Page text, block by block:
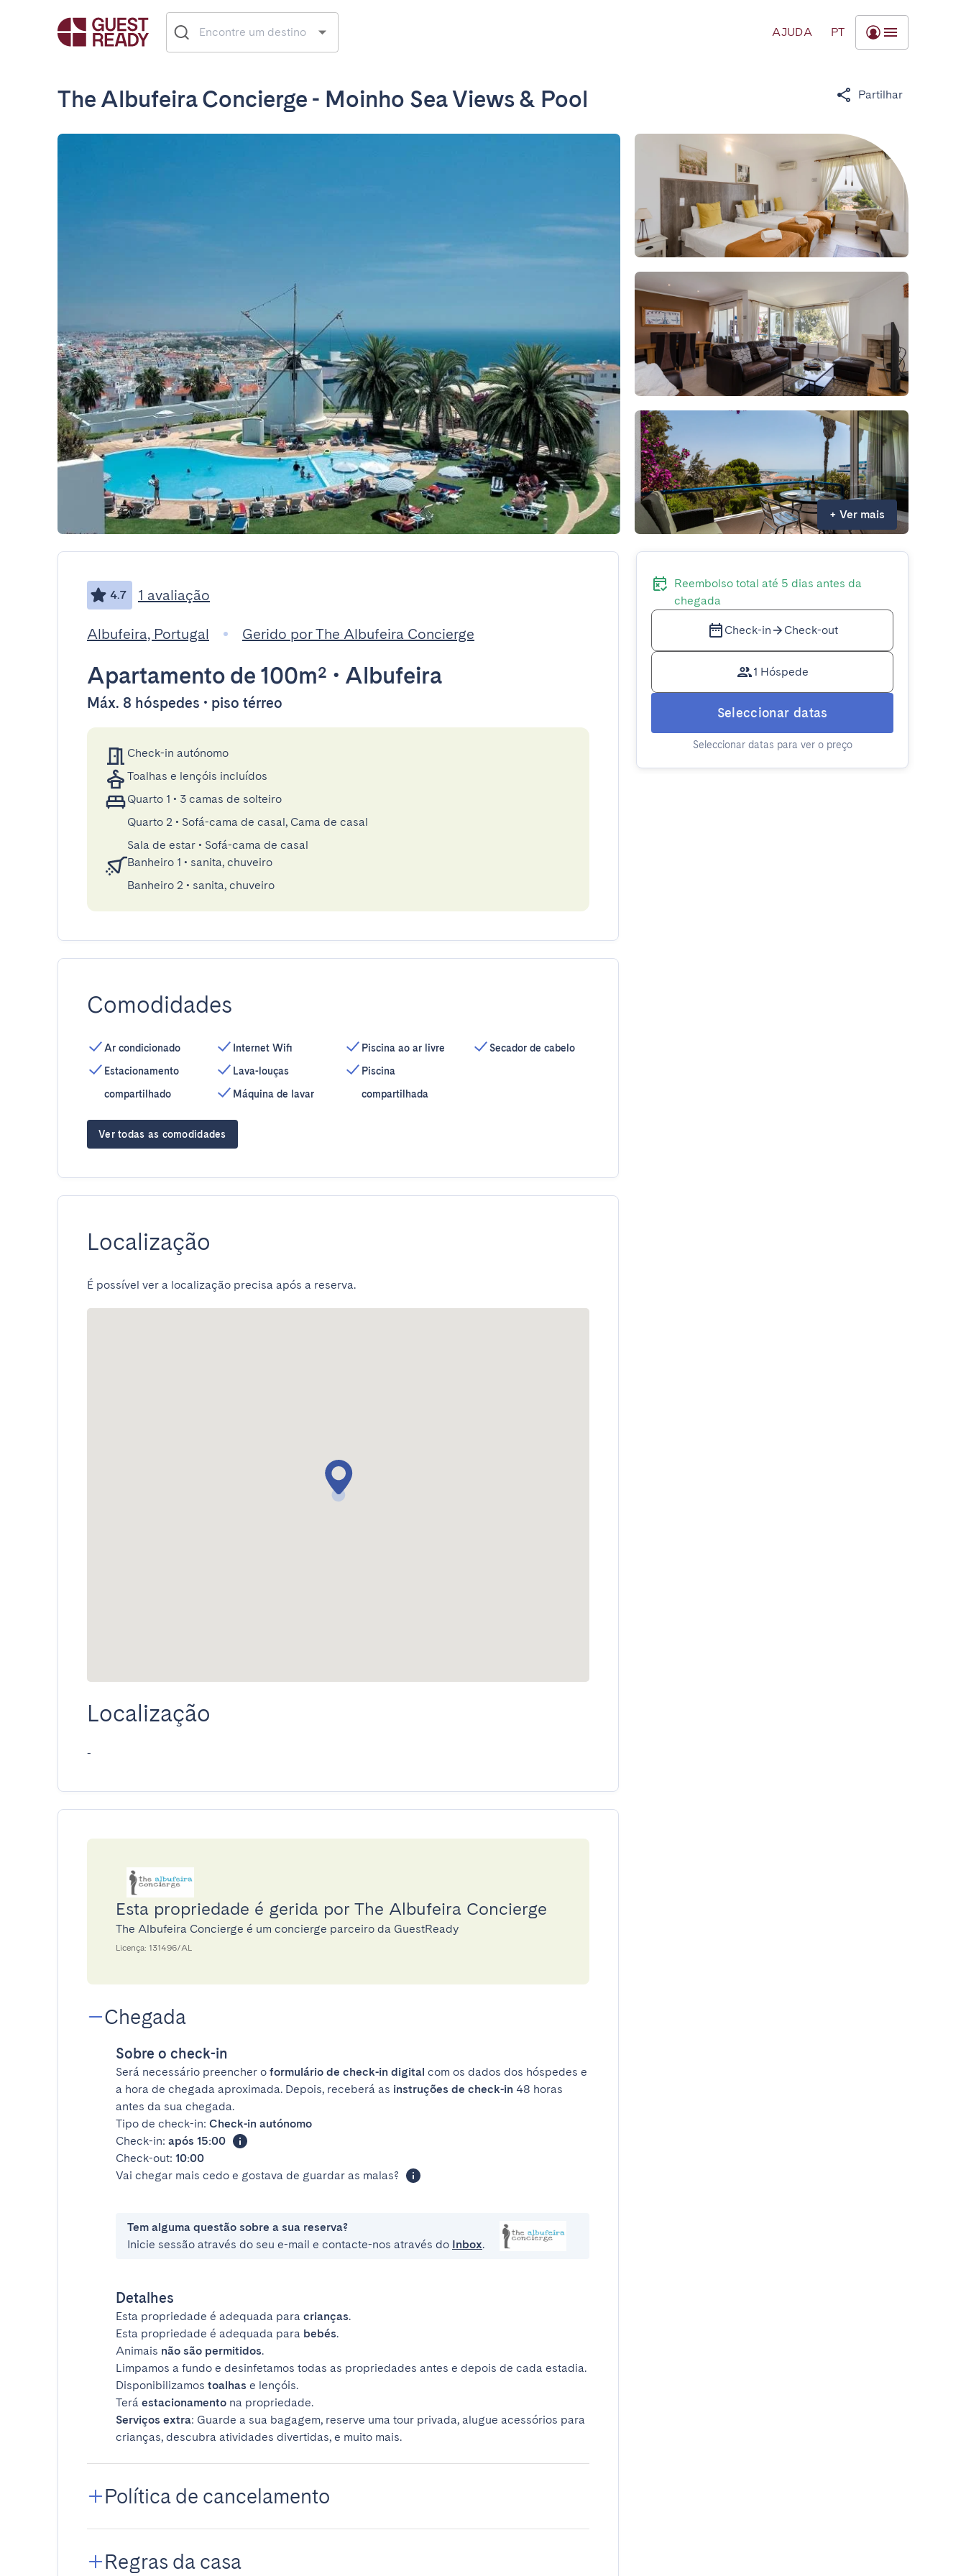
AJUDA PT
The Albufeira Concierge - Moinho Sea Views & Pool Partilhar
+ Ver mais
4.7 1 avaliação
Albufeira, Portugal Gerido por The Albufeira Concierge
Apartamento de 100m² • Albufeira
Máx. 8 hóspedes • piso térreo
Check-in autónomo
Toalhas e lençóis incluídos
Quarto 1 • 3 camas de solteiro
Quarto 2 • Sofá-cama de casal, Cama de casal
Sala de estar • Sofá-cama de casal
Banheiro 1 • sanita, chuveiro
Banheiro 2 • sanita, chuveiro
Comodidades
Ar condicionado
Estacionamento
compartilhado
Internet Wifi
Lava-louças
Máquina de lavar
Piscina ao ar livre
Piscina
compartilhada
Secador de cabelo
Ver todas as comodidades
Localização
É possível ver a localização precisa após a reserva.
Localização
-
Esta propriedade é gerida por The Albufeira Concierge
The Albufeira Concierge é um concierge parceiro da GuestReady
Licença: 131496/AL
Chegada
Sobre o check-in
Será necessário preencher o formulário de check-in digital com os dados dos hóspedes e
a hora de chegada aproximada. Depois, receberá as instruções de check-in 48 horas
antes da sua chegada.
Tipo de check-in: Check-in autónomo
Check-in: após 15:00
Check-out: 10:00
Vai chegar mais cedo e gostava de guardar as malas?
Tem alguma questão sobre a sua reserva?
Inicie sessão através do seu e-mail e contacte-nos através do Inbox.
Detalhes
Esta propriedade é adequada para crianças.
Esta propriedade é adequada para bebés.
Animais não são permitidos.
Limpamos a fundo e desinfetamos todas as propriedades antes e depois de cada estadia.
Disponibilizamos toalhas e lençóis.
Terá estacionamento na propriedade.
Serviços extra: Guarde a sua bagagem, reserve uma tour privada, alugue acessórios para
crianças, descubra atividades divertidas, e muito mais.
Política de cancelamento
Regras da casa
Reembolso total até 5 dias antes da
chegada
Check-in Check-out
1 Hóspede
Seleccionar datas
Seleccionar datas para ver o preço